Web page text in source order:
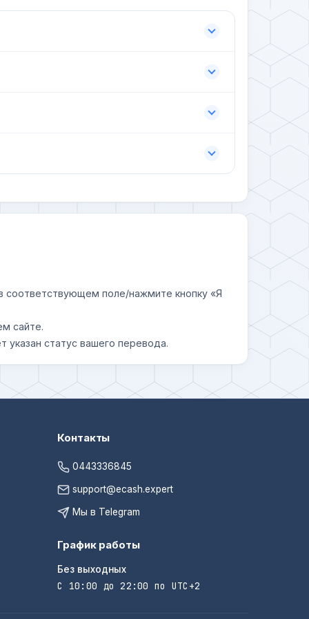
соответствующем поле/нажмите кнопку «Я
сайте.
указан статус вашего перевода.
Контакты
0443336845
support@ecash.expert
Мы в Telegram
График работы
Без выходных
С 10:00 до 22:00 по UTC+2